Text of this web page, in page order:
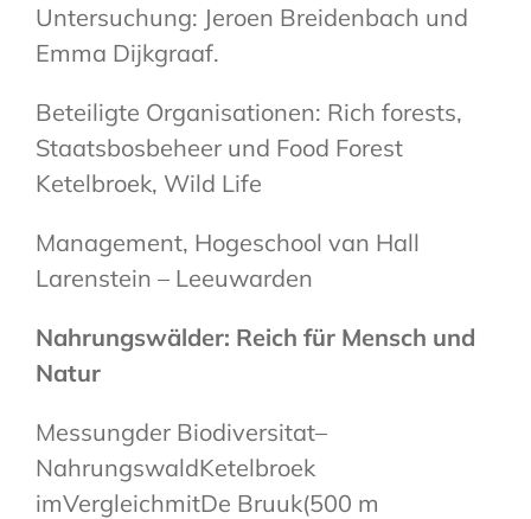
Untersuchung: Jeroen Breidenbach und
Emma Dijkgraaf.
Beteiligte Organisationen: Rich forests,
Staatsbosbeheer und Food Forest
Ketelbroek, Wild Life
Management, Hogeschool van Hall
Larenstein – Leeuwarden
Nahrungswälder: Reich für Mensch und
Natur
Messungder Biodiversitat–
NahrungswaldKetelbroek
imVergleichmitDe Bruuk(500 m